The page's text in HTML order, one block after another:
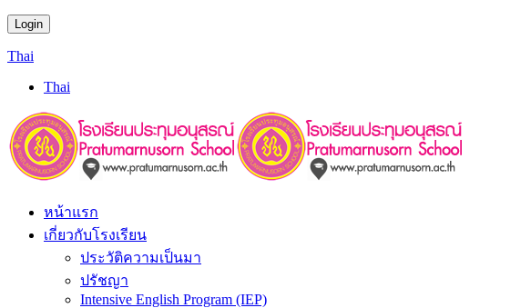
Thai
Thai
หน้าแรก
เกี่ยวกับโรงเรียน
ประวัติความเป็นมา
ปรัชญา
Intensive English Program (IEP)